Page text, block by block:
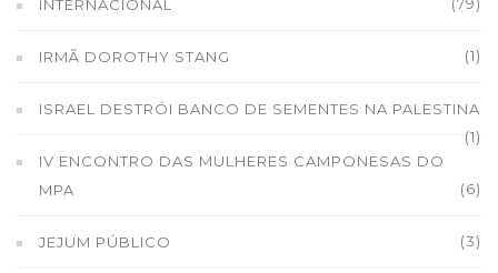
INTERNACIONAL
IRMÃ DOROTHY STANG (1)
ISRAEL DESTRÓI BANCO DE SEMENTES NA PALESTINA
(1)
IV ENCONTRO DAS MULHERES CAMPONESAS DO
MPA
(6)
JEJUM PÚBLICO (3)